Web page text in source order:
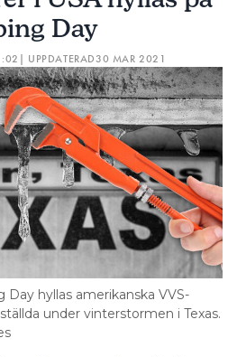
Day
| UPPDATERAD30 MAR 2021
hyllas amerikanska VVS-
under vinterstormen i Texas.